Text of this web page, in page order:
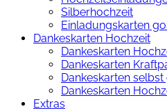
Silberhochzeit
Einladungskarten
Dankeskarten Hochzeit
Dankeskarten
Dankeskarten
Dankeskarten
Dankeskarten
Extras